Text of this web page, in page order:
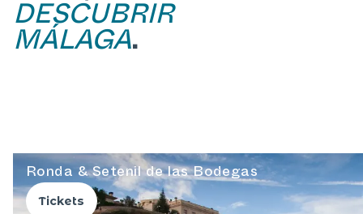
DESCUBRIR
MÁLAGA.
Ronda & Setenil de las Bodegas
Tickets